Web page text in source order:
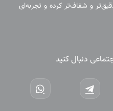
و شفاف‌تر کرده و تجربه‌ای
دنبال کنید